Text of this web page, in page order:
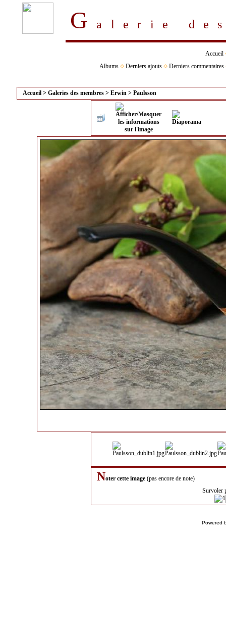
Galerie
Accueil
Albums
Derniers ajouts Derniers commentaires
Accueil > Galeries des membres > Erwin > Paulsson
Noter cette image (pas encore de note)
Survoler
Powered